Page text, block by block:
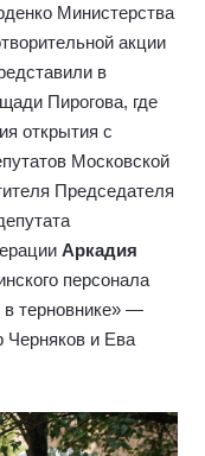
Министерства
акции
в
Пирогова, где
открытия с
Московской
Председателя
Аркадия
персонала
терновнике» —
и Ева